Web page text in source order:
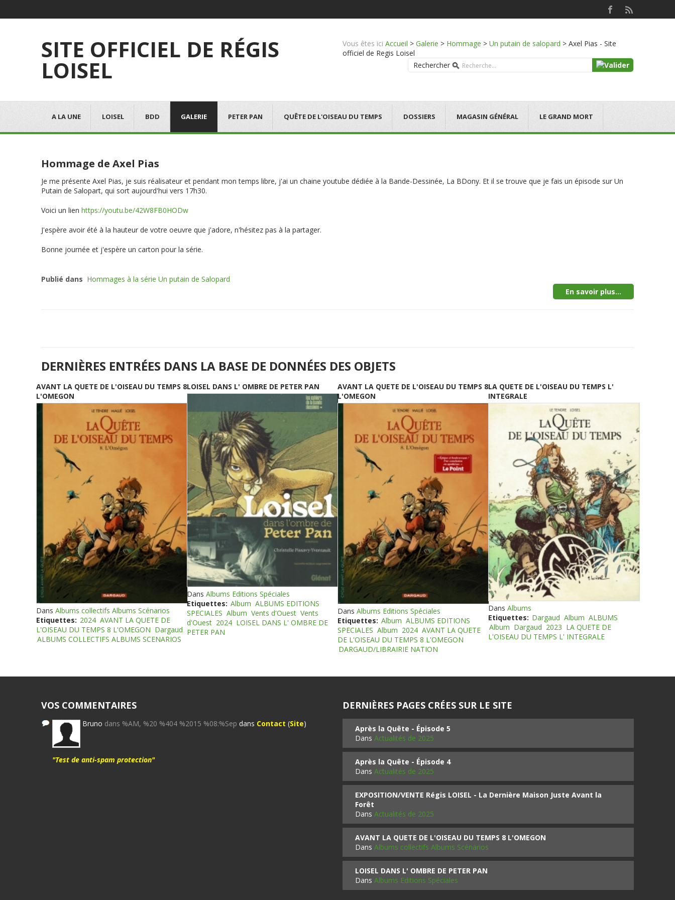
SITE OFFICIEL DE RÉGIS
LOISEL
Vous êtes ici Accueil > Galerie > Hommage > Un putain de salopard > Axel Pias - Site
officiel de Regis Loisel
Rechercher
A LA UNE LOISEL BDD GALERIE PETER PAN QUÊTE DE L'OISEAU DU TEMPS DOSSIERS MAGASIN GÉNÉRAL LE GRAND MORT
Hommage de Axel Pias
Je me présente Axel Pias, je suis réalisateur et pendant mon temps libre, j'ai un chaine youtube dédiée à la Bande-Dessinée, La BDony. Et il se trouve que je fais un épisode sur Un
Putain de Salopart, qui sort aujourd'hui vers 17h30.
Voici un lien https://youtu.be/42W8FB0HODw
J'espère avoir été à la hauteur de votre oeuvre que j'adore, n'hésitez pas à la partager.
Bonne journée et j'espère un carton pour la série.
Publié dans Hommages à la série Un putain de Salopard
En savoir plus...
DERNIÈRES ENTRÉES DANS LA BASE DE DONNÉES DES OBJETS
AVANT LA QUETE DE L'OISEAU DU TEMPS 8
L'OMEGON
Dans Albums collectifs Albums Scénarios
Etiquettes: 2024 AVANT LA QUETE DE
L'OISEAU DU TEMPS 8 L'OMEGON Dargaud
ALBUMS COLLECTIFS ALBUMS SCENARIOS
LOISEL DANS L' OMBRE DE PETER PAN
Dans Albums Editions Spéciales
Etiquettes: Album ALBUMS EDITIONS
SPECIALES Album Vents d'Ouest Vents
d'Ouest 2024 LOISEL DANS L' OMBRE DE
PETER PAN
AVANT LA QUETE DE L'OISEAU DU TEMPS 8
L'OMEGON
Dans Albums Editions Spéciales
Etiquettes: Album ALBUMS EDITIONS
SPECIALES Album 2024 AVANT LA QUETE
DE L'OISEAU DU TEMPS 8 L'OMEGON
DARGAUD/LIBRAIRIE NATION
LA QUETE DE L'OISEAU DU TEMPS L'
INTEGRALE
Dans Albums
Etiquettes: Dargaud Album ALBUMS
Album Dargaud 2023 LA QUETE DE
L'OISEAU DU TEMPS L' INTEGRALE
VOS COMMENTAIRES
Bruno dans %AM, %20 %404 %2015 %08:%Sep dans Contact (Site)
"Test de anti-spam protection"
DERNIÈRES PAGES CRÉES SUR LE SITE
Après la Quête - Épisode 5
Dans Actualités de 2025
Après la Quête - Épisode 4
Dans Actualités de 2025
EXPOSITION/VENTE Régis LOISEL - La Dernière Maison Juste Avant la
Forêt
Dans Actualités de 2025
AVANT LA QUETE DE L'OISEAU DU TEMPS 8 L'OMEGON
Dans Albums collectifs Albums Scénarios
LOISEL DANS L' OMBRE DE PETER PAN
Dans Albums Editions Spéciales